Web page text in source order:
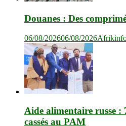
Douanes : Des
06/08/202606/08/2026
Aide alimentaire russe :
cassés au PAM